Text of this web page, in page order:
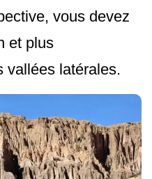
vous devez
et plus
vallées latérales.